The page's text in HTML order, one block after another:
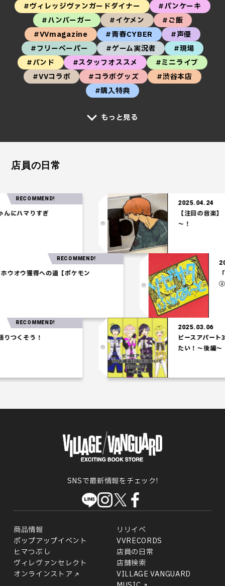
#ヴィレッジヴァンガードダイナー
#パンケーキ
#ハンバーガー
#イケメン
#ご飯
#VVmagazine
#青春CYBER
#声優
#フリーペーパー
#ゲーム実況者
#現場
#バンド
#スタッフオススメ
#ミニライブ
#VVコラボ
#コラボグッズ
#渋谷本店
#購入特典
もっと見る
店員の日常
マりすぎ
2025.04.24
【注目の音楽】「
～！
パ】ホウオウ獲得への道【ポケモン
RECOMMEND!
そう！
2025.03.06
ピースアパート3Dお
たい！～後編～
SNSで最新情報をチェック!
商品情報
リリイベ
ポップアップイベント
VVRECORDS
ヒマつぶし
店員の日常
ヴィレヴァンセレクト
店舗検索
オンラインストア
VILLAGE VANGUARD